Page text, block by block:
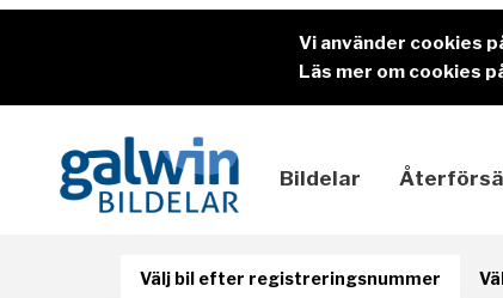
Vi använder cookies
Läs mer om cookies
Bildelar
Välj bil efter registreringsnummer